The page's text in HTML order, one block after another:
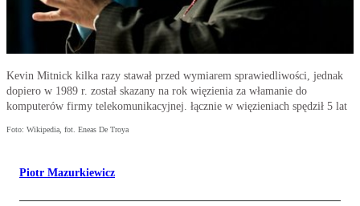
Kevin Mitnick kilka razy stawał przed wymiarem sprawiedliwości, jednak
dopiero w 1989 r. został skazany na rok więzienia za włamanie do
komputerów firmy telekomunikacyjnej. łącznie w więzieniach spędził 5 lat
Foto: Wikipedia, fot. Eneas De Troya
Piotr Mazurkiewicz